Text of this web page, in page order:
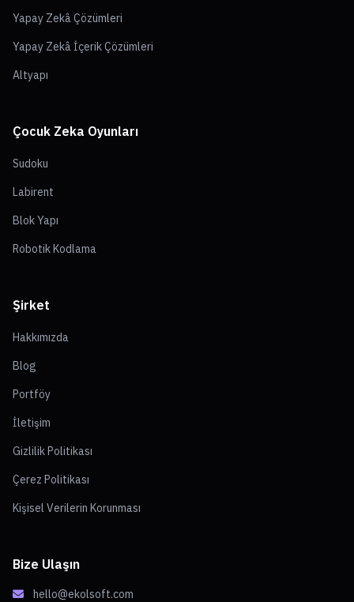
Yapay Zekâ Çözümleri
Yapay Zekâ İçerik Çözümleri
Altyapı
Çocuk Zeka Oyunları
Sudoku
Labirent
Blok Yapı
Robotik Kodlama
Şirket
Hakkımızda
Blog
Portföy
İletişim
Gizlilik Politikası
Çerez Politikası
Kişisel Verilerin Korunması
Bize Ulaşın
hello@ekolsoft.com